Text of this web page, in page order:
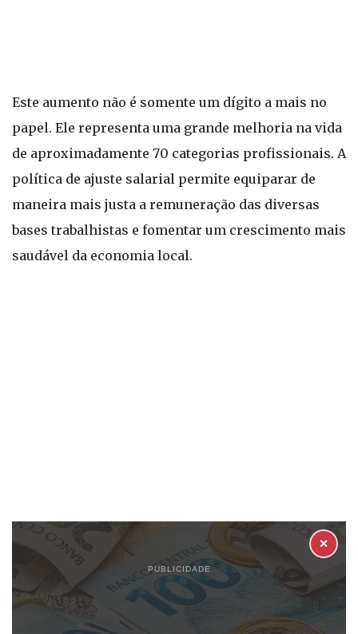
Este aumento não é somente um dígito a mais no
papel. Ele representa uma grande melhoria na vida
de aproximadamente 70 categorias profissionais. A
política de ajuste salarial permite equiparar de
maneira mais justa a remuneração das diversas
bases trabalhistas e fomentar um crescimento mais
saudável da economia local.
PUBLICIDADE
✕